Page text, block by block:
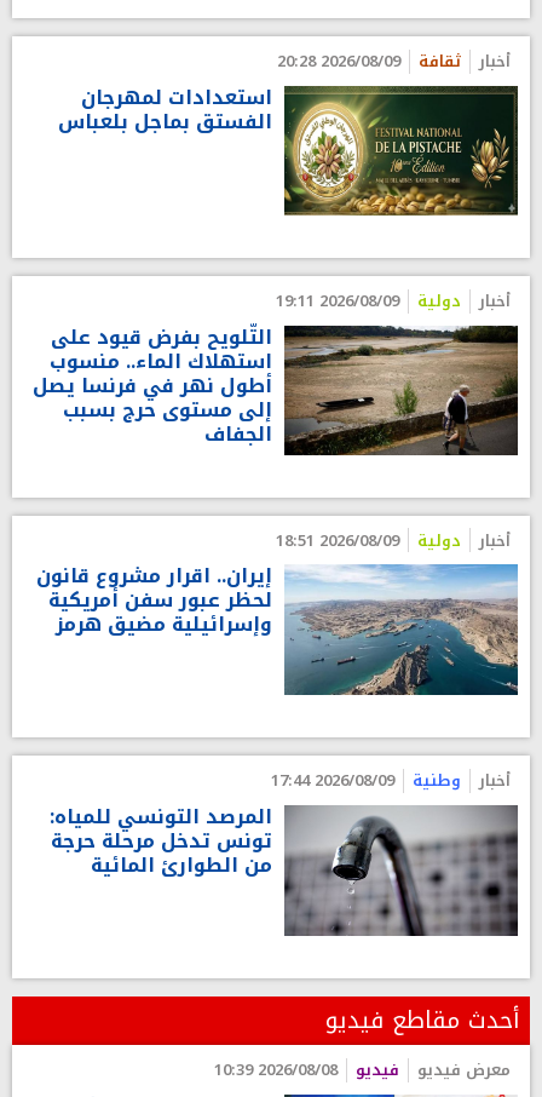
أخبار ثقافة 2026/08/09 20:28
استعدادات لمهرجان
الفستق بماجل بلعباس
أخبار دولية 2026/08/09 19:11
التّلويح بفرض قيود على
استهلاك الماء.. منسوب
أطول نهر في فرنسا يصل
إلى مستوى حرج بسبب
الجفاف
أخبار دولية 2026/08/09 18:51
إيران.. اقرار مشروع قانون
لحظر عبور سفن أمريكية
وإسرائيلية مضيق هرمز
أخبار وطنية 2026/08/09 17:44
المرصد التونسي للمياه:
تونس تدخل مرحلة حرجة
من الطوارئ المائية
أحدث مقاطع فيديو
معرض فيديو فيديو 2026/08/08 10:39